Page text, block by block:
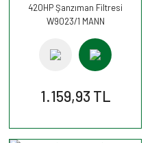
420HP Şanzıman Filtresi
W9023/1 MANN
1.159,93 TL